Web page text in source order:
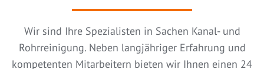
Wir sind Ihre Spezialisten in Sachen Kanal- und
Rohrreinigung. Neben langjähriger Erfahrung und
kompetenten Mitarbeitern bieten wir Ihnen einen 24